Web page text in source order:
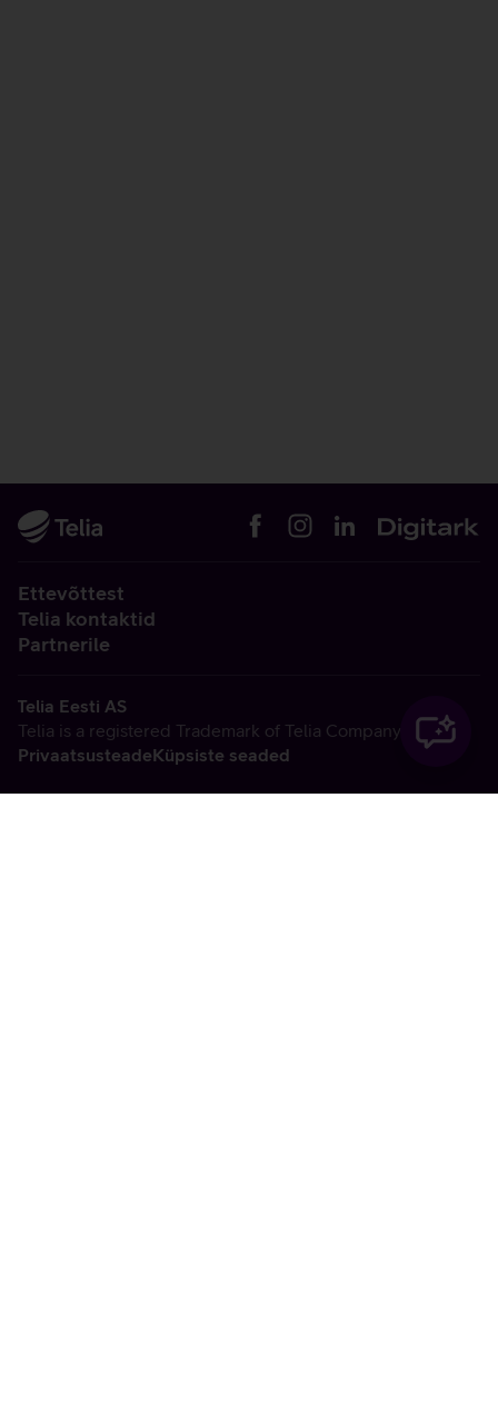
Ettevõttest
Telia kontaktid
Partnerile
Telia Eesti AS
Telia is a registered Trademark of Telia Company AB
PrivaatsusteadeKüpsiste seaded